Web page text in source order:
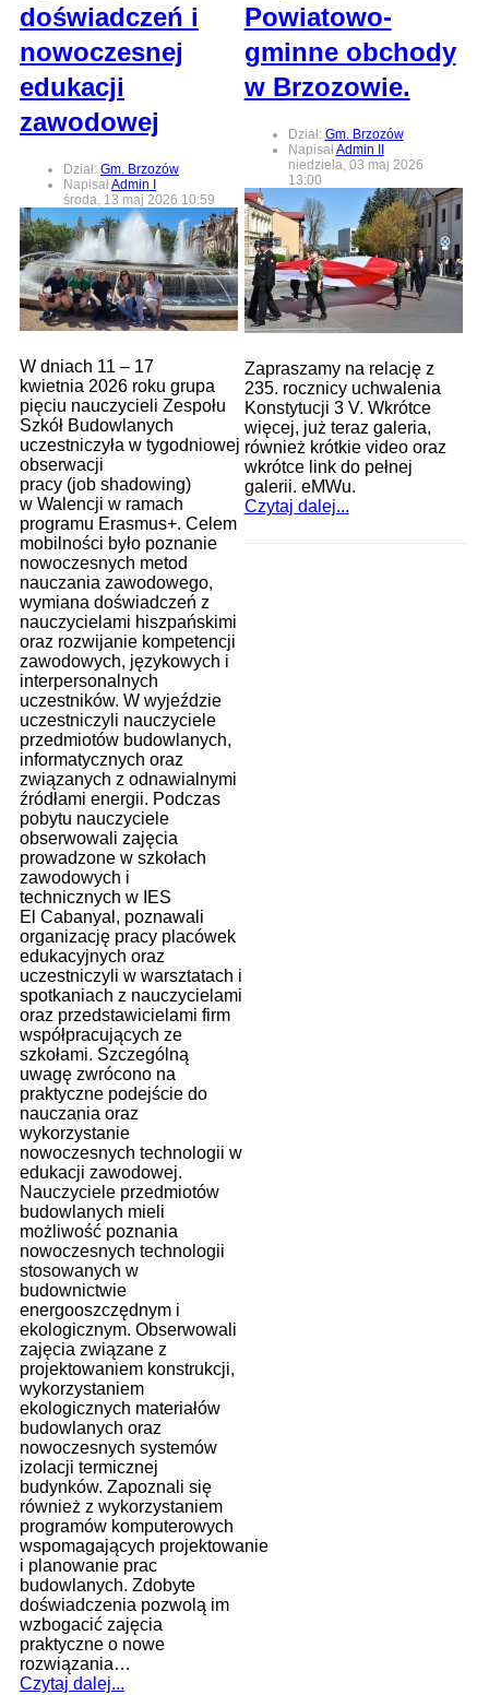
doświadczeń i
nowoczesnej
edukacji
zawodowej
Dział: Gm. Brzozów
NapisałAdmin I
środa, 13 maj 2026 10:59
W dniach 11 – 17
kwietnia 2026 roku grupa
pięciu nauczycieli Zespołu
Szkół Budowlanych
uczestniczyła w tygodniowej
obserwacji
pracy (job shadowing)
w Walencji w ramach
programu Erasmus+. Celem
mobilności było poznanie
nowoczesnych metod
nauczania zawodowego,
wymiana doświadczeń z
nauczycielami hiszpańskimi
oraz rozwijanie kompetencji
zawodowych, językowych i
interpersonalnych
uczestników. W wyjeździe
uczestniczyli nauczyciele
przedmiotów budowlanych,
informatycznych oraz
związanych z odnawialnymi
źródłami energii. Podczas
pobytu nauczyciele
obserwowali zajęcia
prowadzone w szkołach
zawodowych i
technicznych w IES
El Cabanyal, poznawali
organizację pracy placówek
edukacyjnych oraz
uczestniczyli w warsztatach i
spotkaniach z nauczycielami
oraz przedstawicielami firm
współpracujących ze
szkołami. Szczególną
uwagę zwrócono na
praktyczne podejście do
nauczania oraz
wykorzystanie
nowoczesnych technologii w
edukacji zawodowej.
Nauczyciele przedmiotów
budowlanych mieli
możliwość poznania
nowoczesnych technologii
stosowanych w
budownictwie
energooszczędnym i
ekologicznym. Obserwowali
zajęcia związane z
projektowaniem konstrukcji,
wykorzystaniem
ekologicznych materiałów
budowlanych oraz
nowoczesnych systemów
izolacji termicznej
budynków. Zapoznali się
również z wykorzystaniem
programów komputerowych
wspomagających projektowanie
i planowanie prac
budowlanych. Zdobyte
doświadczenia pozwolą im
wzbogacić zajęcia
praktyczne o nowe
rozwiązania…
Czytaj dalej...
Powiatowo-
gminne obchody
w Brzozowie.
Dział: Gm. Brzozów
NapisałAdmin II
niedziela, 03 maj 2026
13:00
Zapraszamy na relację z
235. rocznicy uchwalenia
Konstytucji 3 V. Wkrótce
więcej, już teraz galeria,
również krótkie video oraz
wkrótce link do pełnej
galerii. eMWu.
Czytaj dalej...